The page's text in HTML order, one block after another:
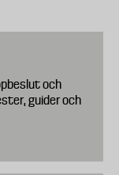
och
guider och